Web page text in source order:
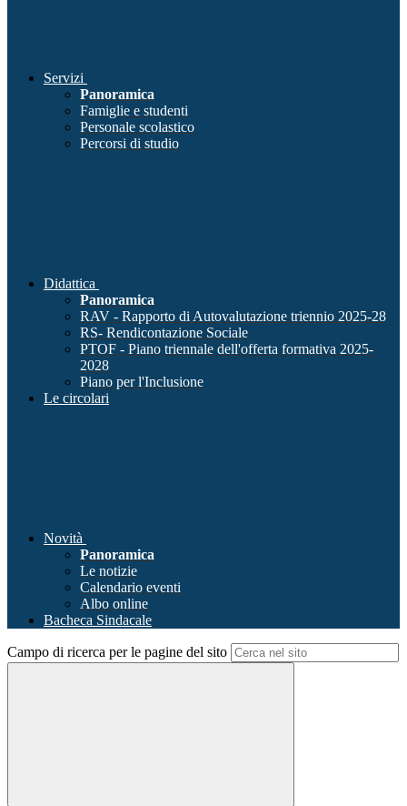
Servizi
Panoramica
Famiglie e studenti
Personale scolastico
Percorsi di studio
Didattica
Panoramica
RAV - Rapporto di Autovalutazione triennio 2025-28
RS- Rendicontazione Sociale
PTOF - Piano triennale dell'offerta formativa 2025-
2028
Piano per l'Inclusione
Le circolari
Novità
Panoramica
Le notizie
Calendario eventi
Albo online
Bacheca Sindacale
Campo di ricerca per le pagine del sito